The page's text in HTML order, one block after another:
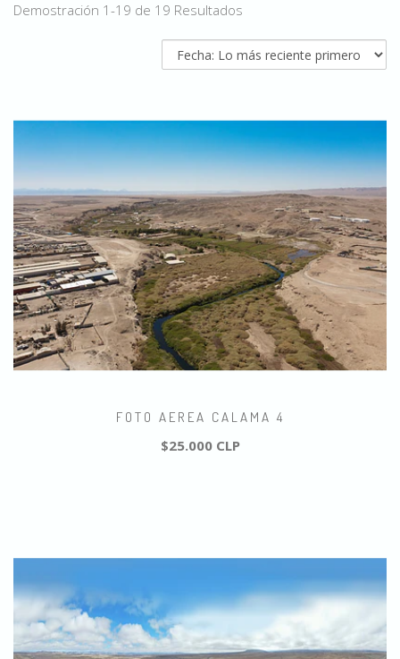
Demostración 1-19 de 19 Resultados
FOTO AEREA CALAMA 4
$25.000 CLP